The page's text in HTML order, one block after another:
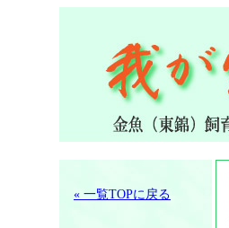
« 一覧TOPに戻る